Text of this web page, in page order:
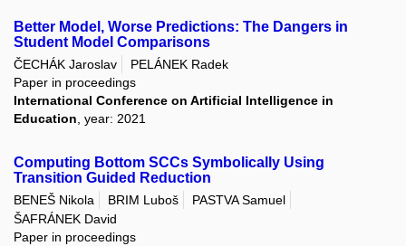
Better Model, Worse Predictions: The Dangers in
Student Model Comparisons
ČECHÁK Jaroslav
PELÁNEK Radek
Paper in proceedings
International Conference on Artificial Intelligence in
Education , year: 2021
Computing Bottom SCCs Symbolically Using
Transition Guided Reduction
BENEŠ Nikola BRIM Luboš
PASTVA Samuel
ŠAFRÁNEK David
Paper in proceedings